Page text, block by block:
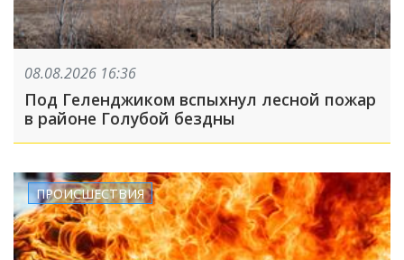
08.08.2026 16:36
Под Геленджиком вспыхнул лесной пожар
в районе Голубой бездны
ПРОИСШЕСТВИЯ